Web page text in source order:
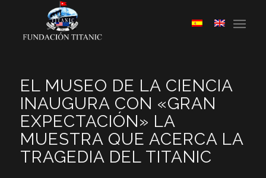
EL MUSEO DE LA CIENCIA
INAUGURA CON «GRAN
EXPECTACIÓN» LA
MUESTRA QUE ACERCA LA
TRAGEDIA DEL TITANIC